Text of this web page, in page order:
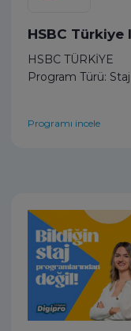
HSBC
HSBC TÜRKİYE
Program Türü: Staj
Programı incele